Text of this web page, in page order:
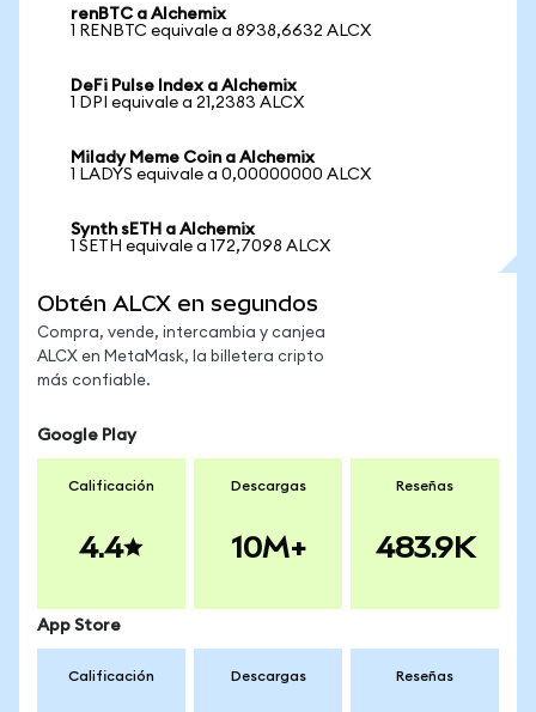
renBTC a Alchemix
1 RENBTC equivale a 8938,6632 ALCX
DeFi Pulse Index a Alchemix
1 DPI equivale a 21,2383 ALCX
Milady Meme Coin a Alchemix
1 LADYS equivale a 0,00000000 ALCX
Synth sETH a Alchemix
1 SETH equivale a 172,7098 ALCX
Obtén ALCX en segundos
Compra, vende, intercambia y canjea
ALCX en MetaMask, la billetera cripto
más confiable.
Google Play
Calificación
4.4
Descargas
10M+
Reseñas
483.9K
App Store
Calificación Descargas Reseñas